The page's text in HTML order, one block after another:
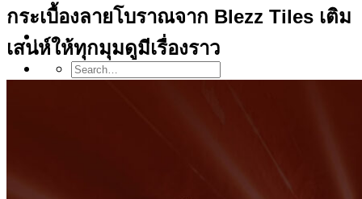
Search
กระเบื้องลายโบราณจาก Blezz Tiles เติม
เสน่ห์ให้ทุกมุมดูมีเรื่องราว